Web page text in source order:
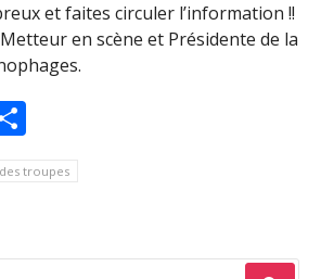
et faites circuler l’information !!
en scène et Présidente de la
troupes